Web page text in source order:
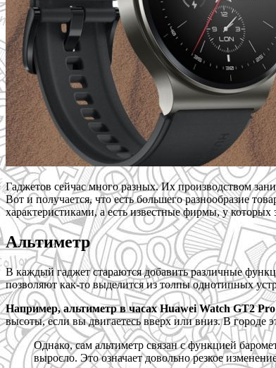
Гаджетов сейчас много разных. Их производством
Вот и получается, что есть большего разнообразие
характеристиками, а есть известные фирмы, у
Альтиметр
В каждый гаджет стараются добавить различные
позволяют как-то выделится из толпы однотипных
Например, альтиметр в часах Huawei Watch GT2
высоты, если вы двигаетесь вверх или вниз. В
Однако, сам альтиметр связан с функцией
выросло. Это означает довольно резкое